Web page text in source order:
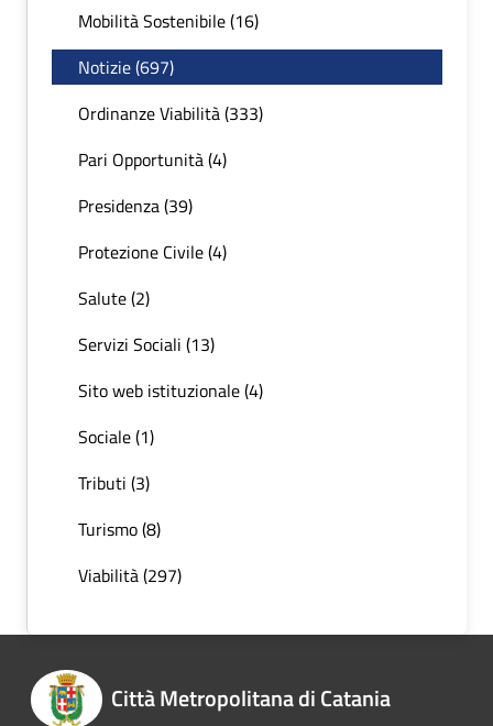
Mobilità Sostenibile (16)
Notizie (697)
Ordinanze Viabilità (333)
Pari Opportunità (4)
Presidenza (39)
Protezione Civile (4)
Salute (2)
Servizi Sociali (13)
Sito web istituzionale (4)
Sociale (1)
Tributi (3)
Turismo (8)
Viabilità (297)
Città Metropolitana di Catania